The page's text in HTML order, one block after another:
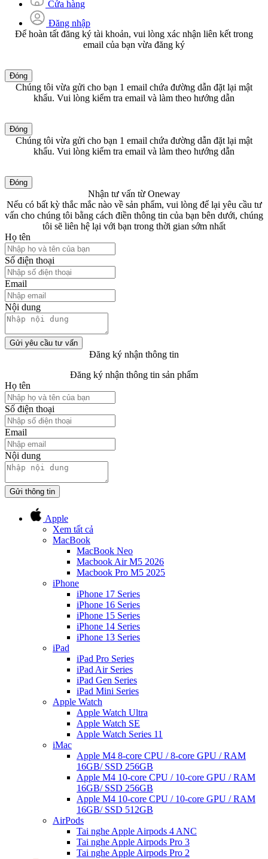
Cửa hàng
Đăng nhập
Để hoàn tất đăng ký tài khoản, vui lòng xác nhận liên kết trong
email của bạn vừa đăng ký
Đóng
Chúng tôi vừa gửi cho bạn 1 email chứa đường dẫn đặt lại mật
khẩu. Vui lòng kiểm tra email và làm theo hướng dẫn
Đóng
Chúng tôi vừa gửi cho bạn 1 email chứa đường dẫn đặt lại mật
khẩu. Vui lòng kiểm tra email và làm theo hướng dẫn
Đóng
Nhận tư vấn từ Oneway
Nếu có bất kỳ thắc mắc nào về sản phẩm, vui lòng để lại yêu cầu tư
vấn cho chúng tôi bằng cách điền thông tin của bạn bên dưới, chúng
tôi sẽ liên hệ lại với bạn trong thời gian sớm nhất
Họ tên
Số điện thoại
Email
Nội dung
Gửi yêu cầu tư vấn
Đăng ký nhận thông tin
Đăng ký nhận thông tin sản phẩm
Họ tên
Số điện thoại
Email
Nội dung
Gửi thông tin
Apple
Xem tất cả
MacBook
MacBook Neo
Macbook Air M5 2026
Macbook Pro M5 2025
iPhone
iPhone 17 Series
iPhone 16 Series
iPhone 15 Series
iPhone 14 Series
iPhone 13 Series
iPad
iPad Pro Series
iPad Air Series
iPad Gen Series
iPad Mini Series
Apple Watch
Apple Watch Ultra
Apple Watch SE
Apple Watch Series 11
iMac
Apple M4 8-core CPU / 8-core GPU / RAM
16GB/ SSD 256GB
Apple M4 10-core CPU / 10-core GPU / RAM
16GB/ SSD 256GB
Apple M4 10-core CPU / 10-core GPU / RAM
16GB/ SSD 512GB
AirPods
Tai nghe Apple Airpods 4 ANC
Tai nghe Apple Airpods Pro 3
Tai nghe Apple Airpods Pro 2